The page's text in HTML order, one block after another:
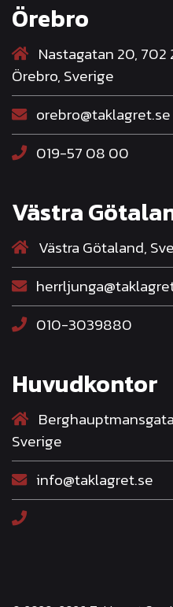
Örebro
Nastagatan 20, 702
Örebro, Sverige
orebro@taklagret.se
019-57 08 00
Västra
Västra Götaland,
010-3039880
Huvudkontor
Sverige
info@taklagret.se